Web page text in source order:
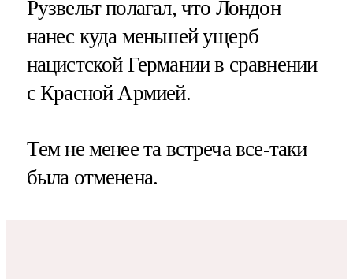
Рузвельт полагал, что Лондон
нанес куда меньшей ущерб
нацистской Германии в сравнении
с Красной Армией.
Тем не менее та встреча все-таки
была отменена.